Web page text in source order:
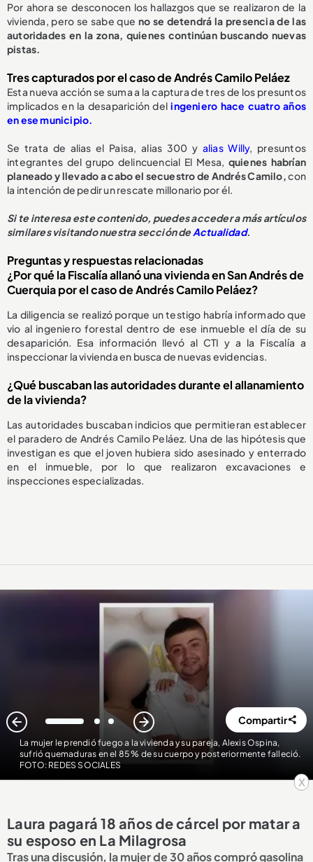
x
Por ahora se desconocen los hallazgos que se realizaron de la
vivienda, pero se sabe que no se detendrá la presencia de las
autoridades en la zona, quienes continúan buscando nuevas
pistas.
Tres capturados por el caso de Andrés Camilo Peláez
Esta nueva acción se suma a la captura de tres de los presuntos
implicados en la desaparición delingeniero hace cuatro años
en ese municipio.
Se trata de alias el Paisa, alias 300 y alias Willy, presuntos
integrantes del grupo delincuencial El Mesa, quienes habrían
planeado y llevado a cabo el secuestro de Andrés Camilo,con
la intención de pedir un rescate millonario por él.
Si te interesa este contenido, puedes acceder a más artículos
similares visitando nuestra sección deActualidad.
Preguntas y respuestas relacionadas
¿Por qué la Fiscalía allanó una vivienda en San Andrés de
Cuerquia por el caso de Andrés Camilo Peláez?
La diligencia se realizó porque un testigo habría informado que
vio al ingeniero forestal dentro de ese inmueble el día de su
desaparición. Esa información llevó al CTI y a la Fiscalía a
inspeccionar la vivienda en busca de nuevas evidencias.
¿Qué buscaban las autoridades durante el allanamiento
de la vivienda?
Las autoridades buscaban indicios que permitieran establecer
el paradero de Andrés Camilo Peláez. Una de las hipótesis que
investigan es que el joven hubiera sido asesinado y enterrado
en el inmueble, por lo que realizaron excavaciones e
inspecciones especializadas.
La mujer le prendió fuego a la vivienda y su pareja, Alexis Ospina,
sufrió quemaduras en el 85 % de su cuerpo y posteriormente falleció.
FOTO: REDES SOCIALES
1 2 3 Compartir
Laura pagará 18 años de cárcel por matar a
su esposo en La Milagrosa
Tras una discusión, la mujer de 30 años compró gasolina